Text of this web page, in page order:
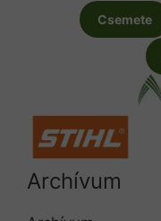
Csemete
Archívum